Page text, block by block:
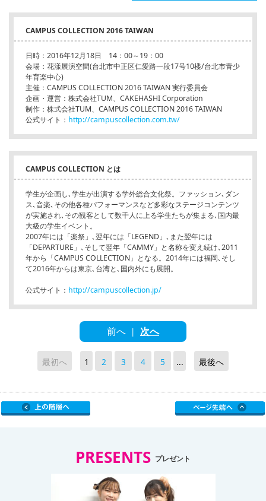
CAMPUS COLLECTION 2016 TAIWAN
日時：2016年12月18日 14：00～19：00
会場：花漾展演空間(台北市中正区仁愛路一段17号10楼/台北市青少
年育楽中心)
主催：CAMPUS COLLECTION 2016 TAIWAN 実行委員会
企画・運営：株式会社TUM、CAKEHASHI Corporation
制作：株式会社TUM、CAMPUS COLLECTION 2016 TAIWAN
公式サイト： http://campuscollection.com.tw/
CAMPUS COLLECTION とは
学生が企画し､学生が出演する学外総合文化祭。ファッション､ダン
ス､音楽､その他各種パフォーマンスなど多彩なステージコンテンツ
が実施され､その観客として数千人に上る学生たちが集まる､国内最
大級の学生イベント。
2007年には「楽祭」､翌年には「LEGEND」､また翌年には
「DEPARTURE」､そして翌年「CAMMY」と名称を変え続け､2011
年から「CAMPUS COLLECTION」となる。2014年には福岡､そし
て2016年からは東京､台湾と､国内外にも展開。
公式サイト： http://campuscollection.jp/
前へ | 次へ
最初へ 1 2 3 4 5 ... 最後へ
PRESENTS プレゼント